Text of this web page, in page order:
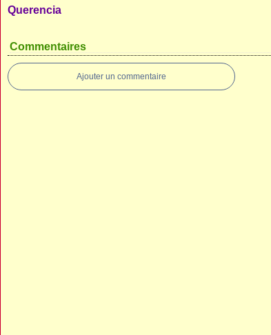
Querencia
Commentaires
Ajouter un commentaire